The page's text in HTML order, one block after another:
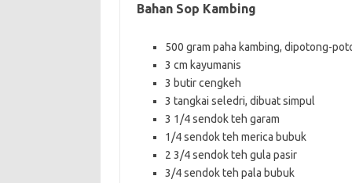
Bahan Sop Kambing
500 gram paha kambing, dipotong-
3 cm kayumanis
3 butir cengkeh
3 tangkai seledri, dibuat simpul
3 1/4 sendok teh garam
1/4 sendok teh merica bubuk
2 3/4 sendok teh gula pasir
3/4 sendok teh pala bubuk